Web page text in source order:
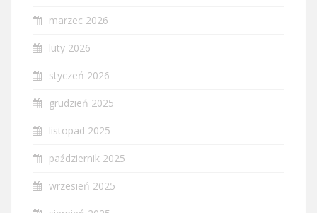
marzec 2026
luty 2026
styczeń 2026
grudzień 2025
listopad 2025
październik 2025
wrzesień 2025